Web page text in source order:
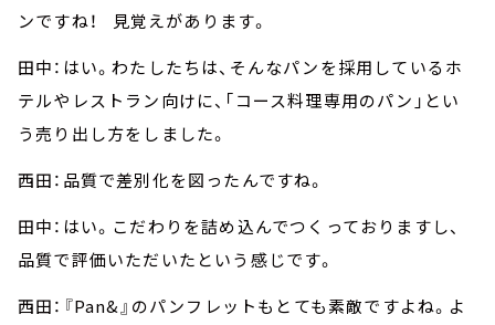
ンですね！ 見覚えがあります。
田中：はい。わたしたちは、そんなパンを採用しているホ
テルやレストラン向けに、「コース料理専用のパン」とい
う売り出し方をしました。
西田：品質で差別化を図ったんですね。
田中：はい。こだわりを詰め込んでつくっておりますし、
品質で評価いただいたという感じです。
西田：『Pan&』のパンフレットもとても素敵ですよね。よ